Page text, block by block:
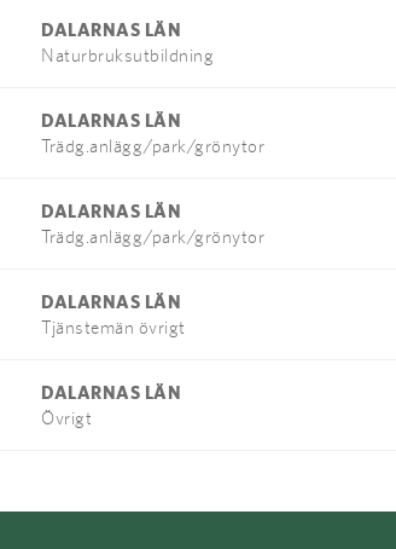
DALARNAS LÄN
Naturbruksutbildning
DALARNAS LÄN
Trädg.anlägg/park/grönytor
DALARNAS LÄN
Trädg.anlägg/park/grönytor
DALARNAS LÄN
Tjänstemän övrigt
DALARNAS LÄN
Övrigt